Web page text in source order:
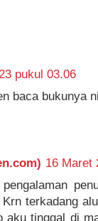
pukul 03.06
baca bukunya
16 Maret
terkadang
aku tinggal di